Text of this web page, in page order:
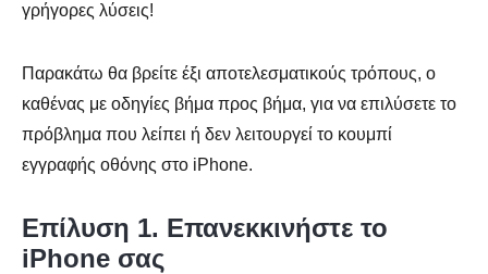
γρήγορες λύσεις!
Παρακάτω θα βρείτε έξι αποτελεσματικούς τρόπους, ο
καθένας με οδηγίες βήμα προς βήμα, για να επιλύσετε το
πρόβλημα που λείπει ή δεν λειτουργεί το κουμπί
εγγραφής οθόνης στο iPhone.
Επίλυση 1. Επανεκκινήστε το
iPhone σας